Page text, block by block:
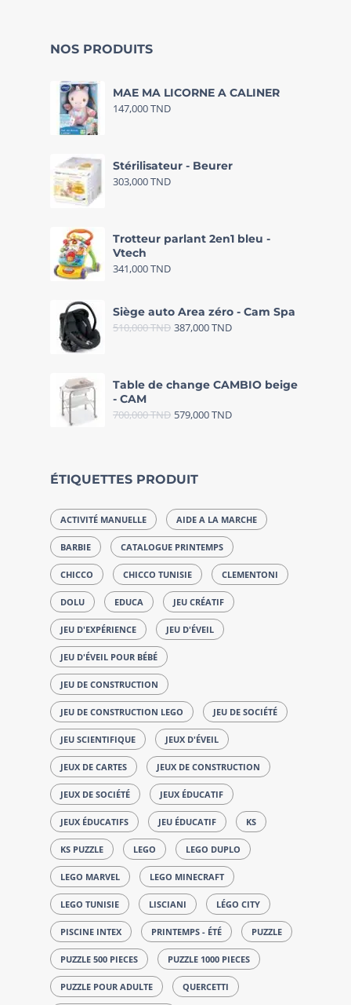
NOS PRODUITS
MAE MA LICORNE A CALINER
147,000TND
Stérilisateur - Beurer
303,000TND
Trotteur parlant 2en1 bleu -
Vtech
341,000TND
Siège auto Area zéro - Cam Spa
510,000TND 387,000TND
Table de change CAMBIO beige
- CAM
700,000TND 579,000TND
ÉTIQUETTES PRODUIT
ACTIVITÉ MANUELLE AIDE A LA MARCHE
BARBIE CATALOGUE PRINTEMPS
CHICCO CHICCO TUNISIE CLEMENTONI
DOLU EDUCA JEU CRÉATIF
JEU D'EXPÉRIENCE JEU D'ÉVEIL
JEU D'ÉVEIL POUR BÉBÉ
JEU DE CONSTRUCTION
JEU DE CONSTRUCTION LEGO JEU DE SOCIÉTÉ
JEU SCIENTIFIQUE JEUX D'ÉVEIL
JEUX DE CARTES JEUX DE CONSTRUCTION
JEUX DE SOCIÉTÉ JEUX ÉDUCATIF
JEUX ÉDUCATIFS JEU ÉDUCATIF KS
KS PUZZLE LEGO LEGO DUPLO
LEGO MARVEL LEGO MINECRAFT
LEGO TUNISIE LISCIANI LÉGO CITY
PISCINE INTEX PRINTEMPS - ÉTÉ PUZZLE
PUZZLE 500 PIECES PUZZLE 1000 PIECES
PUZZLE POUR ADULTE QUERCETTI